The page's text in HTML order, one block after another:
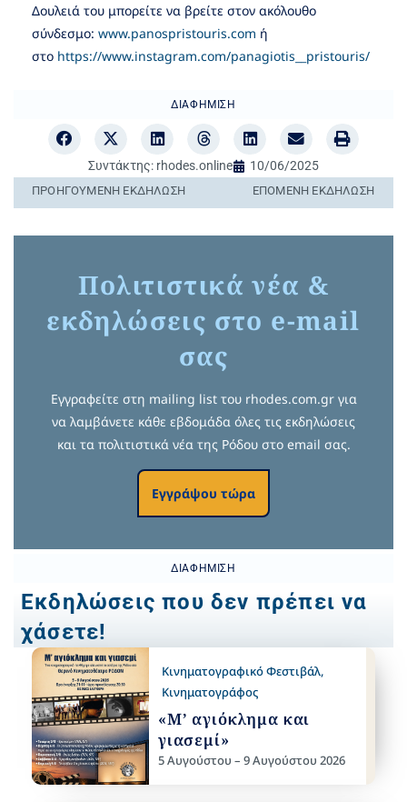
Δουλειά του μπορείτε να βρείτε στον ακόλουθο
σύνδεσμο: www.panospristouris.com ή
στο https://www.instagram.com/panagiotis__pristouris/
ΔΙΑΦΉΜΙΣΗ
Συντάκτης: rhodes.online 10/06/2025
ΠΡΟΗΓΟΎΜΕΝΗ ΕΚΔΉΛΩΣΗ ΕΠΌΜΕΝΗ ΕΚΔΉΛΩΣΗ
Πολιτιστικά νέα &
εκδηλώσεις στο e-mail
σας
Εγγραφείτε στη mailing list του rhodes.com.gr για
να λαμβάνετε κάθε εβδομάδα όλες τις εκδηλώσεις
και τα πολιτιστικά νέα της Ρόδου στο email σας.
Εγγράψου τώρα
ΔΙΑΦΉΜΙΣΗ
Εκδηλώσεις που δεν πρέπει να
χάσετε!
Κινηματογραφικό Φεστιβάλ,
Κινηματογράφος
«Μ’ αγιόκλημα και
γιασεμί»
5 Αυγούστου – 9 Αυγούστου 2026